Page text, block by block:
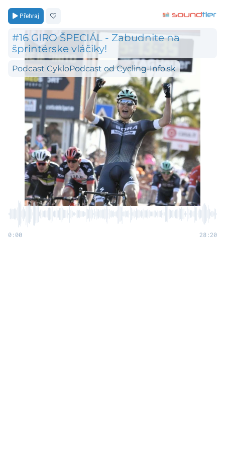
Přehraj
#16 GIRO ŠPECIÁL - Zabudnite na
šprintérske vláčiky!
Podcast CykloPodcast od Cycling-Info.sk
0:00 28:20